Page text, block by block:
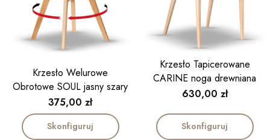
Krzesło Welurowe
Obrotowe SOUL jasny szary
noga drewniana kolor dąb
Cena
375,00 zł
Skonfiguruj
Krzesło Tapicerowane
CARINE noga drewniana
Cena
630,00 zł
Skonfiguruj